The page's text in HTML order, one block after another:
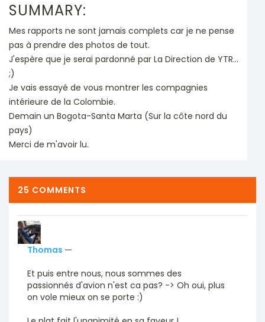
SUMMARY:
Mes rapports ne sont jamais complets car je ne pense
pas à prendre des photos de tout.
J'espère que je serai pardonné par La Direction de YTR...
;)
Je vais essayé de vous montrer les compagnies
intérieure de la Colombie.
Demain un Bogota-Santa Marta (Sur la côte nord du
pays)
Merci de m'avoir lu.
25 COMMENTS
Thomas —
Et puis entre nous, nous sommes des
passionnés d'avion n'est ca pas? -> Oh oui, plus
on vole mieux on se porte :)